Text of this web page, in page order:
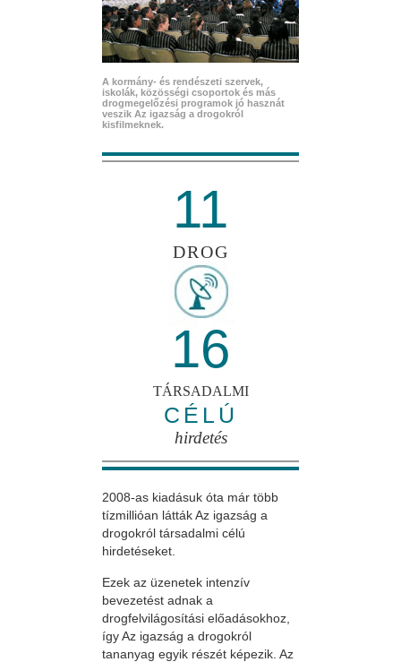
A kormány- és rendészeti szervek,
iskolák, közösségi csoportok és más
drogmegelőzési programok jó hasznát
veszik Az igazság a drogokról
kisfilmeknek.
11
DROG
16
TÁRSADALMI
CÉLÚ
hirdetés
2008-as kiadásuk óta már több
tízmillióan látták Az igazság a
drogokról társadalmi célú
hirdetéseket.
Ezek az üzenetek intenzív
bevezetést adnak a
drogfelvilágosítási előadásokhoz,
így Az igazság a drogokról
tananyag egyik részét képezik. Az